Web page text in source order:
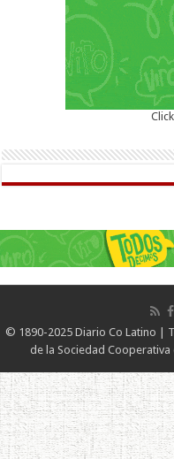
© 1890-2025 Diario Co Latino |
de la Sociedad Cooperativa